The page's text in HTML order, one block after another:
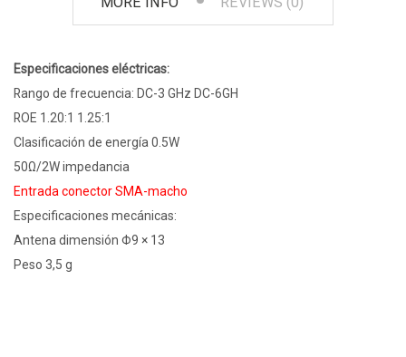
Especificaciones eléctricas:
Rango de frecuencia: DC-3 GHz DC-6GH
ROE 1.20:1 1.25:1
Clasificación de energía 0.5W
50Ω/2W impedancia
Entrada conector SMA-macho
Especificaciones mecánicas:
Antena dimensión Φ9 × 13
Peso 3,5 g